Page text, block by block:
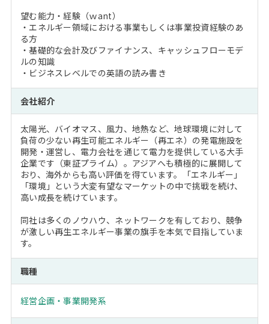
望む能力・経験（ｗant）
・エネルギー領域における事業もしくは事業投資経験のあ
る方
・基礎的な会計及びファイナンス、キャッシュフローモデ
ルの知識
・ビジネスレベルでの英語の読み書き
会社紹介
太陽光、バイオマス、風力、地熱など、地球環境に対して
負荷の少ない再生可能エネルギー（再エネ）の発電施設を
開発・運営し、電力会社を通じて電力を提供している大手
企業です（東証プライム）。アジアへも積極的に展開して
おり、海外からも高い評価を得ています。「エネルギー」
「環境」という大変有望なマーケットの中で挑戦を続け、
高い成長を続けています。
同社は多くのノウハウ、ネットワークを有しており、競争
が激しい再生エネルギー事業の旗手を本気で目指していま
す。
職種
経営企画・事業開発系